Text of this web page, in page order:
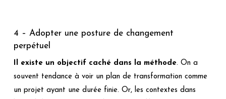
4 – Adopter une posture de changement
perpétuel
Il existe un objectif caché dans la méthode. On a
souvent tendance à voir un plan de transformation comme
un projet ayant une durée finie. Or, les contextes dans